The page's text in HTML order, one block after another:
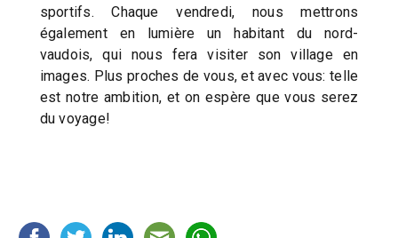
sportifs. Chaque vendredi, nous mettrons
également en lumière un habitant du nord-
vaudois, qui nous fera visiter son village en
images. Plus proches de vous, et avec vous: telle
est notre ambition, et on espère que vous serez
du voyage!